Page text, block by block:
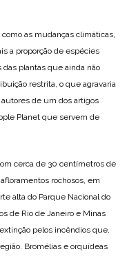
as mudanças climáticas,
a proporção de espécies
plantas que ainda não
restrita, o que agravaria
de um dos artigos
Planet que servem de
cerca de 30 centímetros de
rochosos, em
alta do Parque Nacional do
de Rio de Janeiro e Minas
pelos incêndios que,
Bromélias e orquídeas